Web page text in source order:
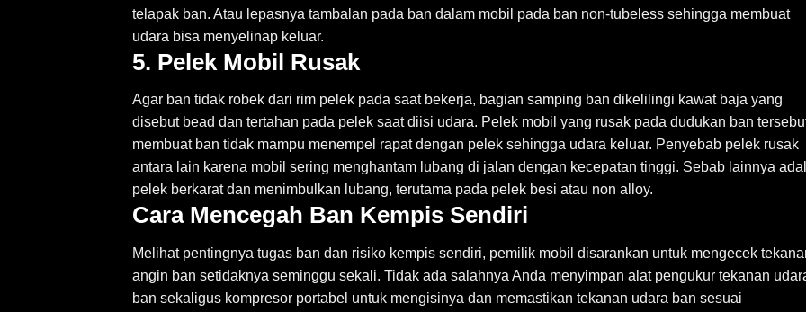
telapak ban. Atau lepasnya tambalan pada ban dalam mobil pada ban non-tubeless sehingga membuat
udara bisa menyelinap keluar.
5. Pelek Mobil Rusak
Agar ban tidak robek dari rim pelek pada saat bekerja, bagian samping ban dikelilingi kawat baja yang
disebut bead dan tertahan pada pelek saat diisi udara. Pelek mobil yang rusak pada dudukan ban
membuat ban tidak mampu menempel rapat dengan pelek sehingga udara keluar. Penyebab pelek rusak
antara lain karena mobil sering menghantam lubang di jalan dengan kecepatan tinggi. Sebab lainnya
pelek berkarat dan menimbulkan lubang, terutama pada pelek besi atau non alloy.
​​​​​​​Cara Mencegah Ban Kempis Sendiri
Melihat pentingnya tugas ban dan risiko kempis sendiri, pemilik mobil disarankan untuk mengecek
angin ban setidaknya seminggu sekali. Tidak ada salahnya Anda menyimpan alat pengukur tekanan
ban sekaligus kompresor portabel untuk mengisinya dan memastikan tekanan udara ban sesuai